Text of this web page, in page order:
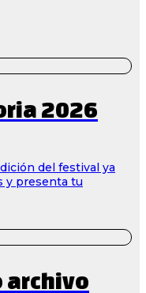
2026
del festival ya
y presenta tu
archivo